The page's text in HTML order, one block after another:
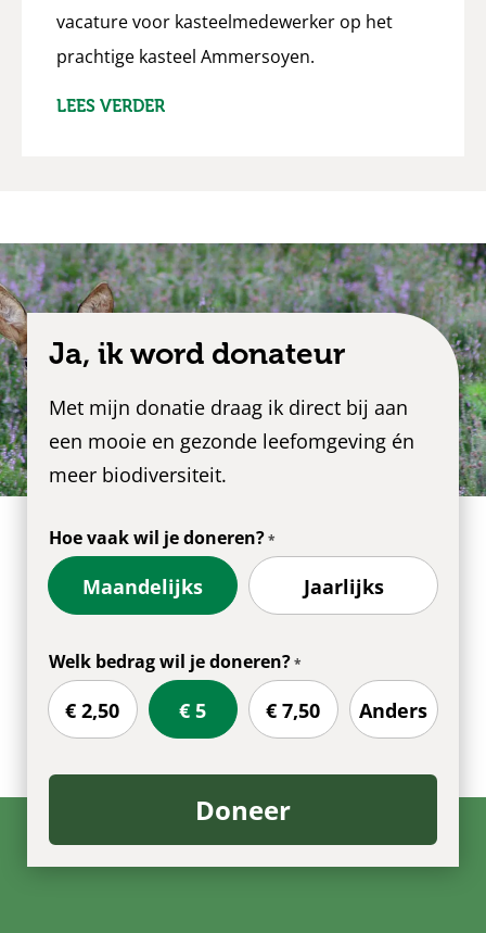
vacature voor kasteelmedewerker op het
prachtige kasteel Ammersoyen.
LEES VERDER
Ja, ik word donateur
Met mijn donatie draag ik direct bij aan
een mooie en gezonde leefomgeving én
meer biodiversiteit.
Hoe vaak wil je doneren?
Maandelijks Jaarlijks
Welk bedrag wil je doneren?
€ 2,50 € 5 € 7,50 Anders
Doneer